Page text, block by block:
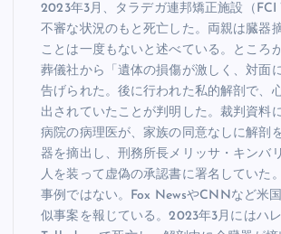
2023年3月、タラデガ連邦矯正施設（
不審な状況のもと死亡した。両親は臓器
ことは一度もないと述べている。ところ
葬儀社から「遺体の損傷が激しく、対面
告げられた。後に行われた私的解剖で、
出されていたことが判明した。裁判資料
病院の病理医が、家族の同意なしに解剖
器を摘出し、刑務所長メリッサ・キンバ
人を装って虚偽の承認書に署名していた
事例ではない。Fox NewsやCNNなど米
似事案を報じている。2023年3月にはハレ